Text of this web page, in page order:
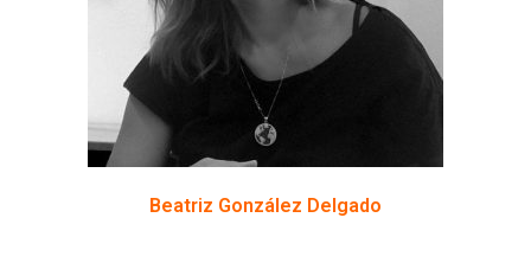
Beatriz González Delgado